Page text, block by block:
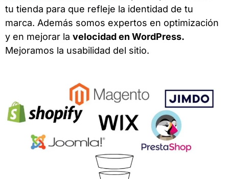
tu tienda para que refleje la identidad de tu
marca. Además somos expertos en optimización
y en mejorar la velocidad en WordPress.
Mejoramos la usabilidad del sitio.